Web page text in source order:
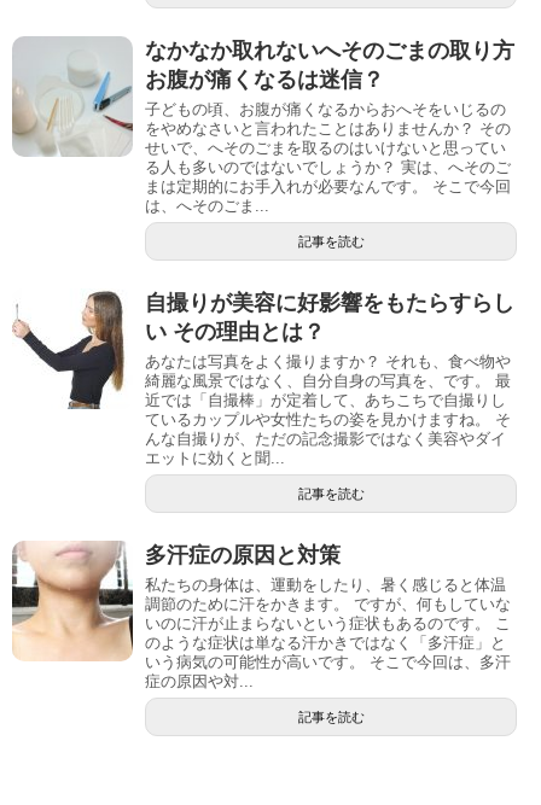
なかなか取れないへそのごまの取り方
お腹が痛くなるは迷信？
子どもの頃、お腹が痛くなるからおへそをいじるの
をやめなさいと言われたことはありませんか？ その
せいで、へそのごまを取るのはいけないと思ってい
る人も多いのではないでしょうか？ 実は、へそのご
まは定期的にお手入れが必要なんです。 そこで今回
は、へそのごま...
記事を読む
自撮りが美容に好影響をもたらすらし
い その理由とは？
あなたは写真をよく撮りますか？ それも、食べ物や
綺麗な風景ではなく、自分自身の写真を、です。 最
近では「自撮棒」が定着して、あちこちで自撮りし
ているカップルや女性たちの姿を見かけますね。 そ
んな自撮りが、ただの記念撮影ではなく美容やダイ
エットに効くと聞...
記事を読む
多汗症の原因と対策
私たちの身体は、運動をしたり、暑く感じると体温
調節のために汗をかきます。 ですが、何もしていな
いのに汗が止まらないという症状もあるのです。 こ
のような症状は単なる汗かきではなく「多汗症」と
いう病気の可能性が高いです。 そこで今回は、多汗
症の原因や対...
記事を読む